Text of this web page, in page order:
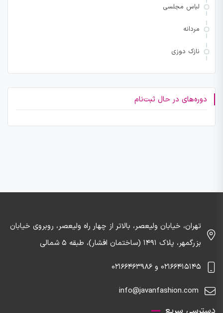
لباس مجلسی
مردانه
نازک دوزی
دوره‌های در حال ثبت‌نام
تهران، خیابان ولیعصر، بالاتر از چهار راه ولیعصر، روبروی خیابان
بزرگمهر، پلاک ۱۴۹۱ (ساختمان افشار)، طبقه 5 شمالی
02166415145 و 02166463986
info@javanfashion.com